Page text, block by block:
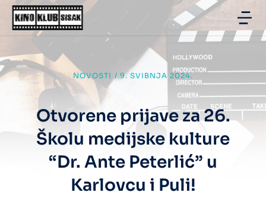
NOVOSTI / 9. SVIBNJA 2024.
Otvorene prijave za 26.
Školu medijske kulture
“Dr. Ante Peterlić” u
Karlovcu i Puli!